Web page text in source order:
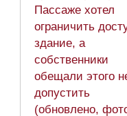
Пассаже хотел
ограничить
здание, а
собственники
обещали этого
допустить
(обновлено,